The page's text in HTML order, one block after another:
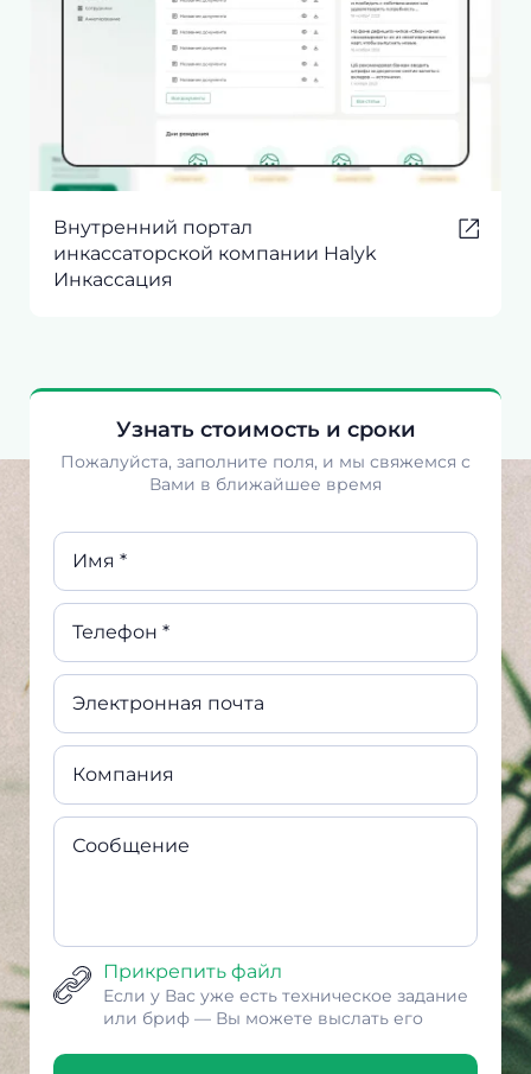
Внутренний портал
инкассаторской компании Halyk
Инкассация
Узнать стоимость и сроки
Пожалуйста, заполните поля, и мы свяжемся с
Вами в ближайшее время
Имя *
Телефон *
Электронная почта
Компания
Сообщение
Прикрепить файл
Если у Вас уже есть техническое задание
или бриф — Вы можете выслать его